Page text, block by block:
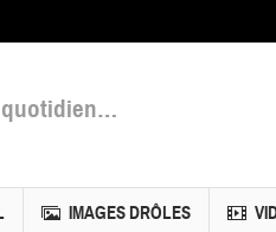
IMAGES DRÔLES